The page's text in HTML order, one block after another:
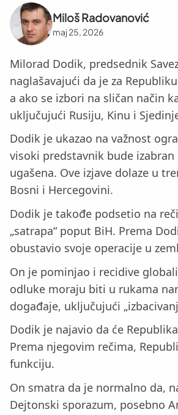
Miloš Radovanović
maj 25, 2026
Milorad Dodik, predsednik
naglašavajući da je za
a ako se izbori na sličan način
uključujući Rusiju, Kinu i
Dodik je ukazao na važnost
visoki predstavnik bude
ugašena. Ove izjave dolaze u
Bosni i Hercegovini.
Dodik je takođe podsetio na
„satrapa“ poput BiH. Prema
obustavio svoje operacije u
On je pominjao i recidive
odluke moraju biti u rukama
događaje, uključujući
Dodik je najavio da će
Prema njegovim rečima,
funkciju.
On smatra da je normalno da,
Dejtonski sporazum, posebno